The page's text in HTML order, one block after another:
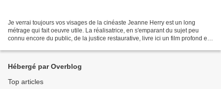
Je verrai toujours vos visages de la cinéaste Jeanne Herry est un long
métrage qui fait oeuvre utile. La réalisatrice, en s'emparant du sujet peu
connu encore du public, de la justice restaurative, livre ici un film profond et
Hébergé par Overblog
Top articles